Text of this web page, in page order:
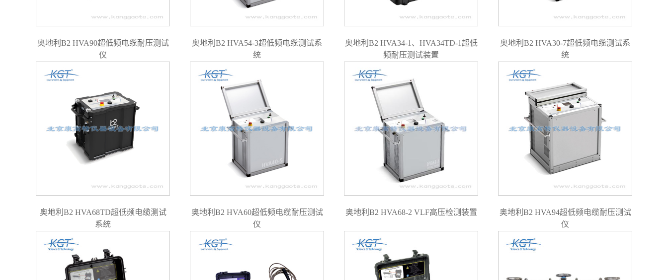
奥地利B2 HVA90超低频电缆耐压测试
仪
奥地利B2 HVA54-3超低频电缆测试系
统
奥地利B2 HVA34-1、HVA34TD-1超低
频耐压测试装置
奥地利B2 HVA30-7超低频电缆测试系
统
奥地利B2 HVA68TD超低频电缆测试
系统
奥地利B2 HVA60超低频电缆耐压测试
仪
奥地利B2 HVA68-2 VLF高压检测装置
奥地利B2 HVA94超低频电缆耐压测试
仪